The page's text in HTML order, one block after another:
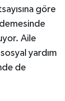
göre
Aile
yardım
de